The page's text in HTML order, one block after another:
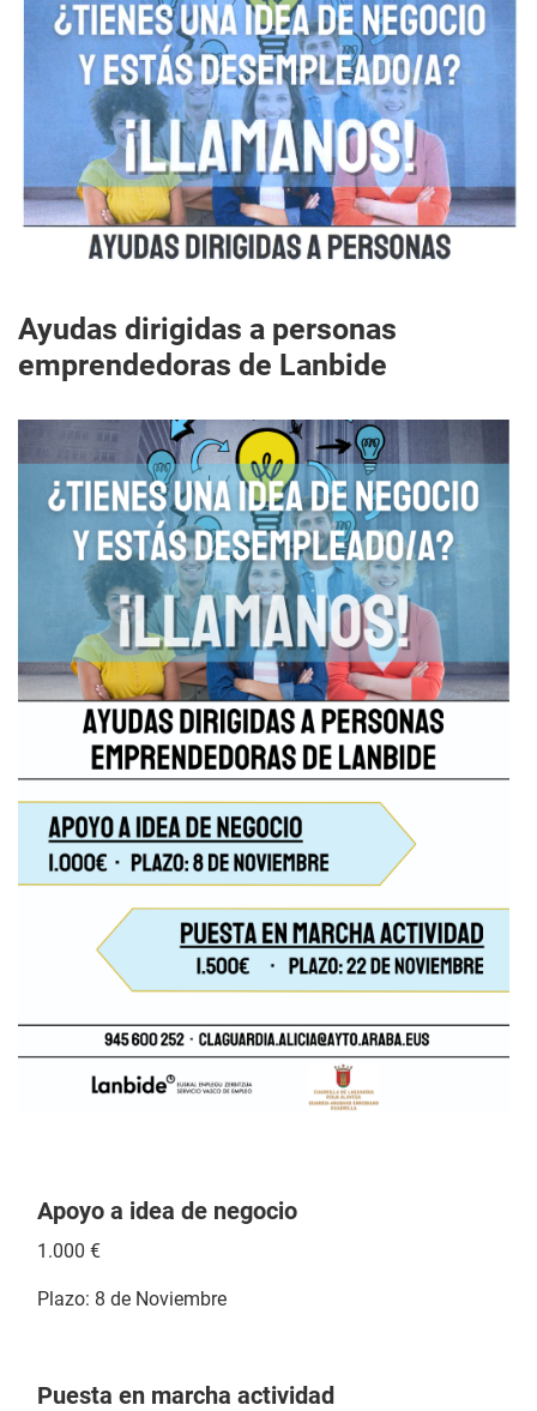
Ayudas dirigidas a personas
emprendedoras de Lanbide
Apoyo a idea de negocio
1.000 €
Plazo: 8 de Noviembre
Puesta en marcha actividad